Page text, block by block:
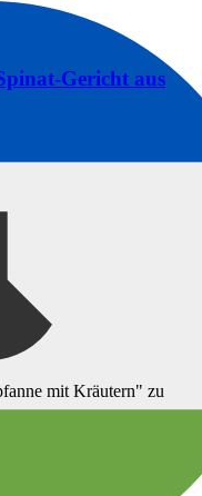
Gericht aus
mit Kräutern" zu